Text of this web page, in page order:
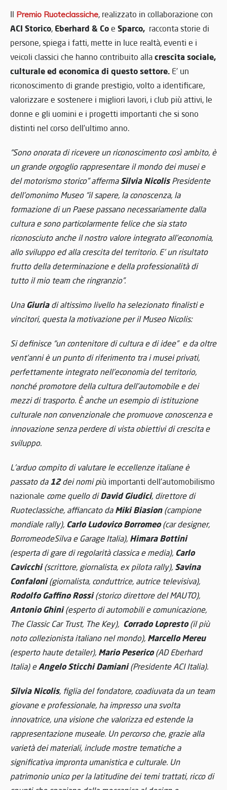
Il Premio Ruoteclassiche, realizzato in collaborazione con
ACI Storico, Eberhard & Co e Sparco, racconta storie di
persone, spiega i fatti, mette in luce realtà, eventi e i
veicoli classici che hanno contribuito alla crescita sociale,
culturale ed economica di questo settore. E’ un
riconoscimento di grande prestigio, volto a identificare,
valorizzare e sostenere i migliori lavori, i club più attivi, le
donne e gli uomini e i progetti importanti che si sono
distinti nel corso dell’ultimo anno.
“Sono onorata di ricevere un riconoscimento così ambito, è
un grande orgoglio rappresentare il mondo dei musei e
del motorismo storico” afferma Silvia NicolisPresidente
dell’omonimo Museo “il sapere, la conoscenza, la
formazione di un Paese passano necessariamente dalla
cultura e sono particolarmente felice che sia stato
riconosciuto anche il nostro valore integrato all’economia,
allo sviluppo ed alla crescita del territorio. E’ un risultato
frutto della determinazione e della professionalità di
tutto il mio team che ringranzio”.
Una Giuriadi altissimo livello ha selezionato finalisti e
vincitori, questa la motivazione per il Museo Nicolis:
Si definisce “un contenitore di cultura e di idee” e da oltre
vent’anni è un punto di riferimento tra i musei privati,
perfettamente integrato nell’economia del territorio,
nonché promotore della cultura dell’automobile e dei
mezzi di trasporto. È anche un esempio di istituzione
culturale non convenzionale che promuove conoscenza e
innovazione senza perdere di vista obiettivi di crescita e
sviluppo.
L’arduo compito di valutare le eccellenze italiane è
passato da 12dei nomi più importanti dell’automobilismo
nazionale come quello diDavid Giudici, direttore di
Ruoteclassiche, affiancato da Miki Biasion(campione
mondiale rally), Carlo Ludovico Borromeo(car designer,
BorromeodeSilva e Garage Italia), Himara Bottini
(esperta di gare di regolarità classica e media), Carlo
Cavicchi(scrittore, giornalista, ex pilota rally), Savina
Confaloni(giornalista, conduttrice, autrice televisiva),
Rodolfo Gaffino Rossi(storico direttore del MAUTO),
Antonio Ghini(esperto di automobili e comunicazione,
The Classic Car Trust, The Key), Corrado Lopresto(il più
noto collezionista italiano nel mondo), Marcello Mereu
(esperto haute detailer), Mario Peserico(AD Eberhard
Italia) e Angelo Sticchi Damiani(Presidente ACI Italia).
Silvia Nicolis, figlia del fondatore, coadiuvata da un team
giovane e professionale, ha impresso una svolta
innovatrice, una visione che valorizza ed estende la
rappresentazione museale. Un percorso che, grazie alla
varietà dei materiali, include mostre tematiche a
significativa impronta umanistica e culturale. Un
patrimonio unico per la latitudine dei temi trattati, ricco di